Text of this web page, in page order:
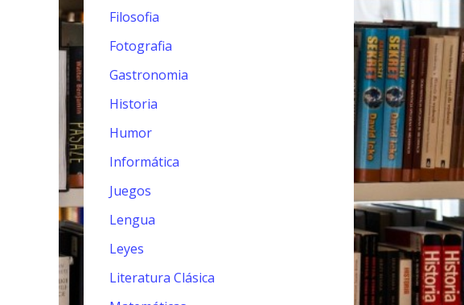
Filosofia
Fotografia
Gastronomia
Historia
Humor
Informática
Juegos
Lengua
Leyes
Literatura Clásica